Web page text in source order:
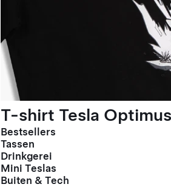
T-shirt Tesla
Bestsellers
Tassen
Drinkgerei
Mini Teslas
Buiten & Tech